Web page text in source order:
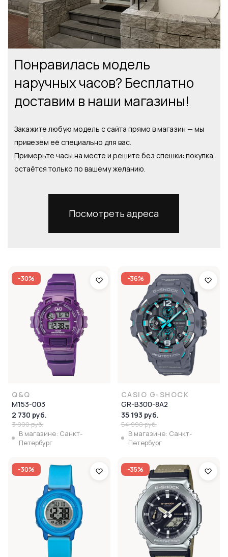
Понравилась модель
наручных часов? Бесплатно
доставим в наши магазины!
Закажите любую модель с сайта прямо в магазин — мы
привезём её специально для вас.
Примерьте часы на месте и решите без спешки: покупка
остаётся только по вашему желанию.
Посмотреть адреса
-30%
Q&Q
M153-003
2 730 руб.
3 900 руб.
В магазине: Санкт-
Петербург
-36%
CASIO G-SHOCK
GR-B300-8A2
35 193 руб.
54 990 руб.
В магазине: Санкт-
Петербург
-30% -35%